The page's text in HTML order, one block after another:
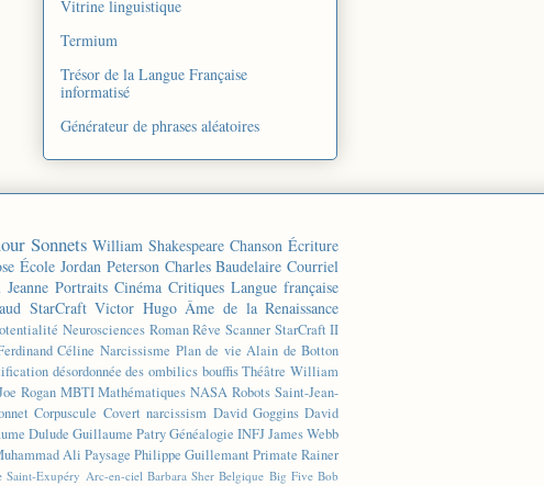
Vitrine linguistique
Termium
Trésor de la Langue Française
informatisé
Générateur de phrases aléatoires
Sonnets William Shakespeare Chanson Écriture
École Jordan Peterson Charles Baudelaire Courriel
Jeanne Portraits Cinéma Critiques Langue française
StarCraft Victor Hugo Âme de la Renaissance
Neurosciences Roman Rêve Scanner StarCraft II
Céline Narcissisme Plan de vie Alain de Botton
désordonnée des ombilics bouffis Théâtre William
Rogan MBTI Mathématiques NASA Robots Saint-Jean-
Corpuscule Covert narcissism David Goggins David
Dulude Guillaume PatryGénéalogie INFJJames Webb
Ali Paysage Philippe Guillemant Primate Rainer
Saint-Exupéry Arc-en-ciel Barbara Sher Belgique Big Five Bob